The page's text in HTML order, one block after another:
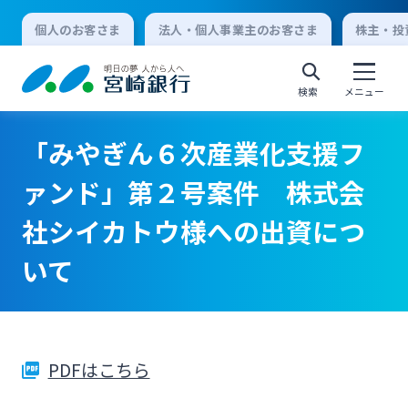
個人のお客さま 法人・個人事業主のお客さま 株主・
検索 メニュー
個人向けインターネットバンキング
ログオン
法人向けインターネットバンキング
「みやぎん６次産業化支援フ
ァンド」第２号案件 株式会
社シイカトウ様への出資につ
いて
PDFはこちら